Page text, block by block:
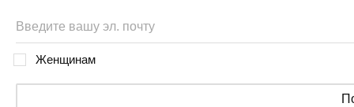
Женщинам